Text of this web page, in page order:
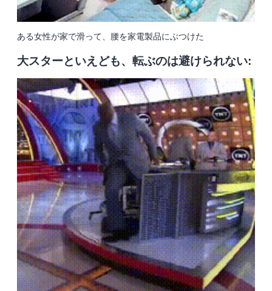
ある女性が家で滑って、腰を家電製品にぶつけた
大スターといえども、転ぶのは避けられない: